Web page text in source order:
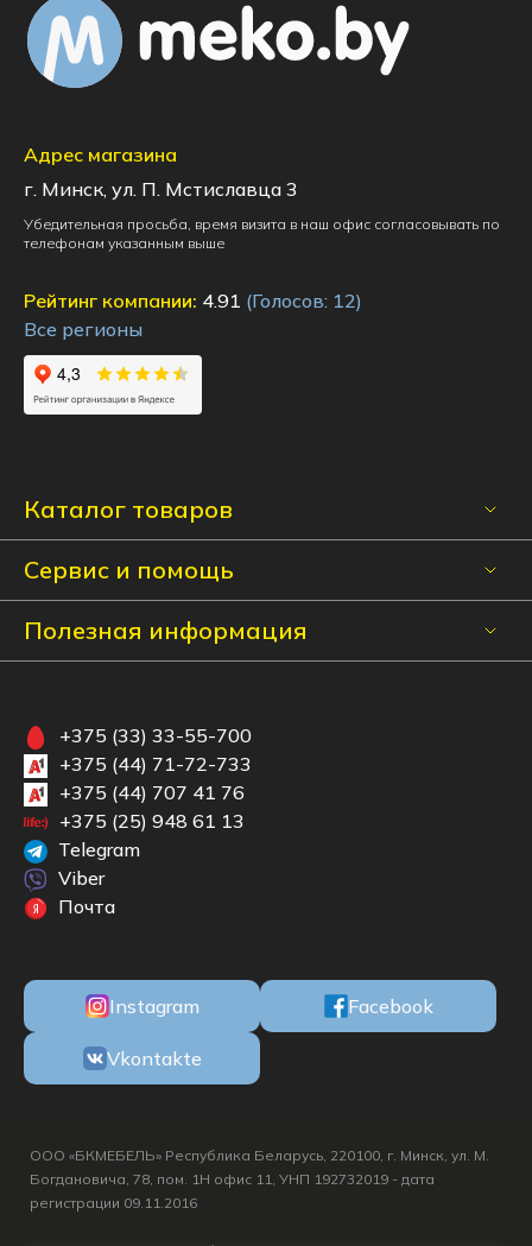
Каталог товаров
Сервис и помощь
Полезная информация
Адрес магазина
г. Минск, ул. П. Мстиславца 3
Убедительная просьба, время визита в наш офис согласовывать по
телефонам указанным выше
Рейтинг компании: 4.91 (Голосов: 12)
Все регионы
+375 (33) 33-55-700
+375 (44) 71-72-733
+375 (44) 707 41 76
+375 (25) 948 61 13
Telegram
Viber
Почта
Instagram Facebook
Vkontakte
ООО «БКМЕБЕЛЬ» Республика Беларусь, 220100, г. Минск, ул. М.
Богдановича, 78, пом. 1Н офис 11, УНП 192732019 - дата
регистрации 09.11.2016